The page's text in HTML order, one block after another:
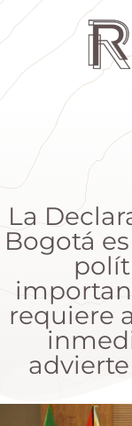
La
Bogotá
requiere
advierte